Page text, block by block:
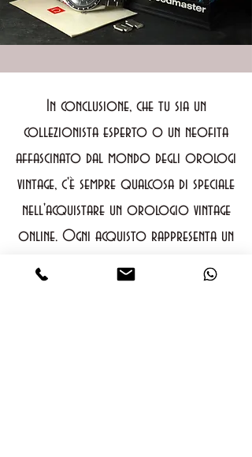
In conclusione, che tu sia un
collezionista esperto o un neofita
affascinato dal mondo degli orologi
vintage, c'è sempre qualcosa di speciale
nell'acquistare un orologio vintage
online. Ogni acquisto rappresenta un